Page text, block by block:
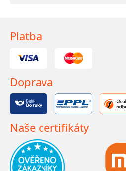
Platba
Doprava
Naše certifikáty